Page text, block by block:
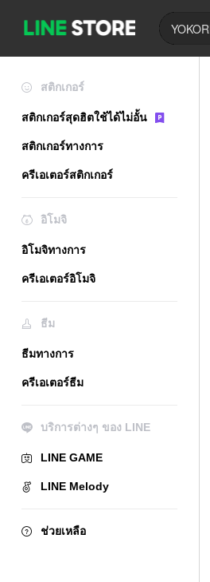
สติกเกอร์
สติกเกอร์สุดฮิตใช้ได้ไม่อั้น
สติกเกอร์ทางการ
ครีเอเตอร์สติกเกอร์
อิโมจิ
อิโมจิทางการ
ครีเอเตอร์อิโมจิ
ธีม
ธีมทางการ
ครีเอเตอร์ธีม
บริการต่างๆ ของ LINE
LINE GAME
LINE Melody
ช่วยเหลือ